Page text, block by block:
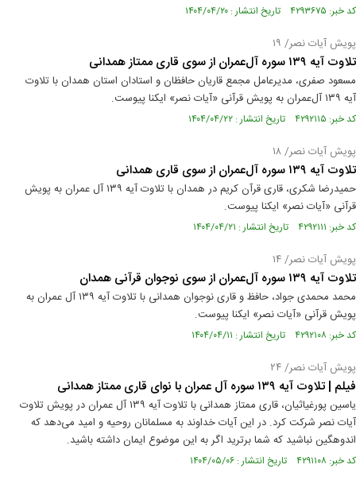
کد خبر: ۴۲۹۳۶۷۵ تاریخ انتشار : ۱۴۰۴/۰۴/۲۰
پویش آیات نصر/ ۱۹
تلاوت آیه ۱۳۹ سوره آل‌عمران از سوی قاری ممتاز همدانی
مسعود صفری، مديرعامل مجمع قاریان حافظان و استادان استان همدان با تلاوت
آیه ۱۳۹ آل‌عمران به پویش قرآنی «آیات نصر» ایکنا پیوست.
کد خبر: ۴۲۹۲۱۱۵ تاریخ انتشار : ۱۴۰۴/۰۴/۲۲
پویش آیات نصر/ ۱۸
تلاوت آیه ۱۳۹ سوره آل‌عمران از سوی قاری همدانی
حمیدرضا شکری، قاری قرآن کریم در همدان با تلاوت آیه ۱۳۹ آل عمران به پویش
قرآنی «آیات نصر» ایکنا پیوست.
کد خبر: ۴۲۹۲۱۱۱ تاریخ انتشار : ۱۴۰۴/۰۴/۲۱
پویش آیات نصر/ ۱۴
تلاوت آیه ۱۳۹ سوره آل‌عمران از سوی نوجوان قرآنی همدان
محمد محمدی جواد، حافظ و قاری نوجوان همدانی با تلاوت آیه ۱۳۹ آل عمران به
پویش قرآنی «آیات نصر» ایکنا پیوست.
کد خبر: ۴۲۹۲۱۰۸ تاریخ انتشار : ۱۴۰۴/۰۴/۱۱
پویش آیات نصر/ ۲۴
فیلم | تلاوت آیه ۱۳۹ سوره آل عمران با نوای قاری ممتاز همدانی
یاسین پورغیاثیان، قاری ممتاز همدانی با تلاوت آیه ۱۳۹ آل عمران در پویش تلاوت
آیات نصر شرکت کرد. در این آیات خداوند به مسلمانان روحیه و امید می‌دهد که
اندوهگین نباشید که شما برترید اگر به این موضوع ایمان داشته باشید.
کد خبر: ۴۲۹۱۱۰۸ تاریخ انتشار : ۱۴۰۴/۰۵/۰۶